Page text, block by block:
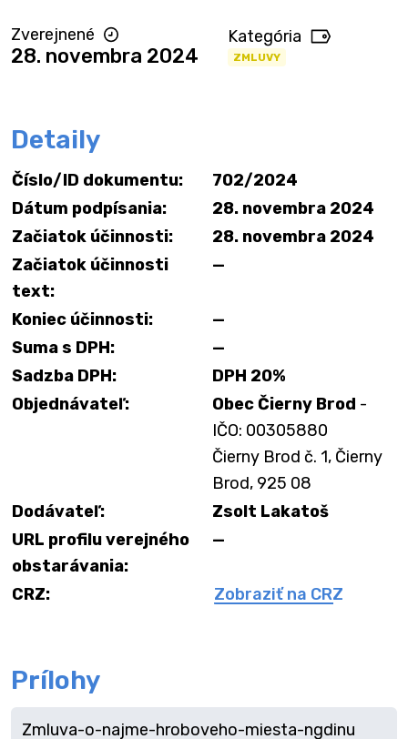
Zverejnené
28. novembra 2024
Kategória
ZMLUVY
Detaily
Číslo/ID dokumentu:
702/2024
Dátum podpísania:
28. novembra 2024
Začiatok účinnosti:
28. novembra 2024
Začiatok účinnosti
text:
—
Koniec účinnosti:
—
Suma s DPH:
—
Sadzba DPH:
DPH 20%
Objednávateľ:
Obec Čierny Brod -
IČO: 00305880
Čierny Brod č. 1, Čierny
Brod, 925 08
Dodávateľ:
Zsolt Lakatoš
URL profilu verejného
obstarávania:
—
CRZ: Zobraziť na CRZ
Prílohy
Zmluva-o-najme-hroboveho-miesta-ngdinu